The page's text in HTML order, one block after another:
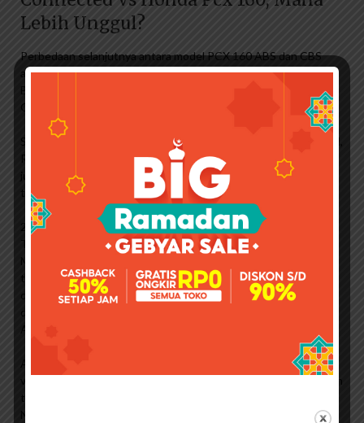
Lebih Unggul?
Perbedaan selanjutnya antara model PCX 160 ABS dan CBS
adalah pilihan warnanya. Model CBS tersedia dalam warna
Brilliant Matte Grey, Brilliant Matte Red, Brilliant White, dan
Glorious Matte Black.
Sedangkan varian ABS tersedia dalam warna Brilliant Matte Red,
Royal Matte Blue, Brilliant White, dan Light Black. Model ABS
juga menampilkan tulisan PCX di bagian samping bodi untuk
tampilan yang lebih gaya.
2 Maret 2023 Harga Harley-Davidson 2023, Termasuk
Tunggangan Mario Dandy Dugaan Masalah Tracking Geber
Moge – PT Astra Honda Motor (AHM) dengan perombakan
total mesin, rangka, desain dan fitur All New Honda Vario 160
diluncurkan. semakin meningkat. All New Honda Vario 160 hadir
dengan dua pilihan ABS dan CBS. Perbedaan antara Vario 160
ABS dan Vario 160 CBS dijelaskan di bawah ini.
All New Honda Vario 160 mengusung mesin terbaru 160cc 4-
valve eSP+, berpendingin cairan, rendah emisi dan menghasilkan
torsi puncak 13,8 Nm @ 7000 rpm dan 11,3 kW @ 8500 rpm. . All
New Honda Vario 160 hadir dengan teknologi rangka eSAF